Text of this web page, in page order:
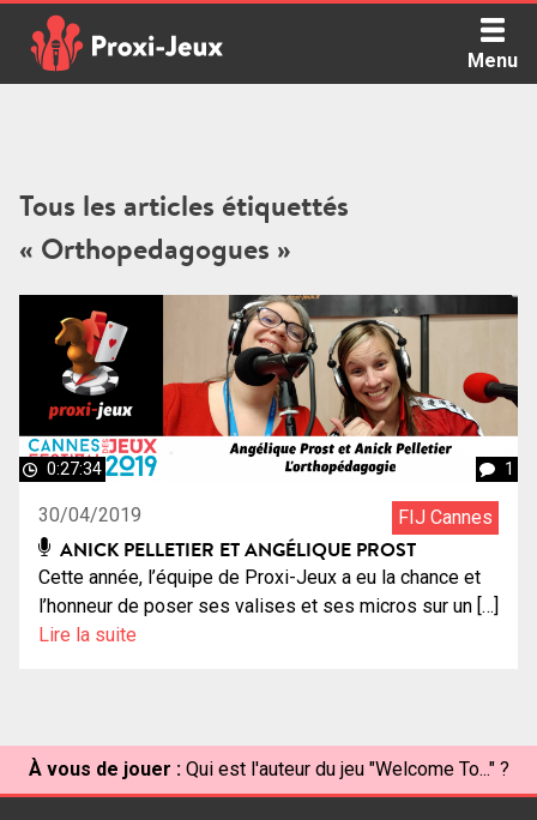
content
Menu
Tous les articles étiquettés
« Orthopedagogues »
0:27:34 1
30/04/2019 FIJ Cannes
ANICK PELLETIER ET ANGÉLIQUE PROST
Cette année, l’équipe de Proxi-Jeux a eu la chance et
l’honneur de poser ses valises et ses micros sur un […]
Lire la suite
À vous de jouer : Qui est l'auteur du jeu "Welcome To..." ?